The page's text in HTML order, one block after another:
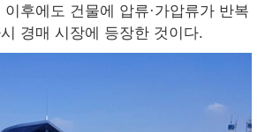
후에도 건물에 압류·가압류가 반복
경매 시장에 등장한 것이다.